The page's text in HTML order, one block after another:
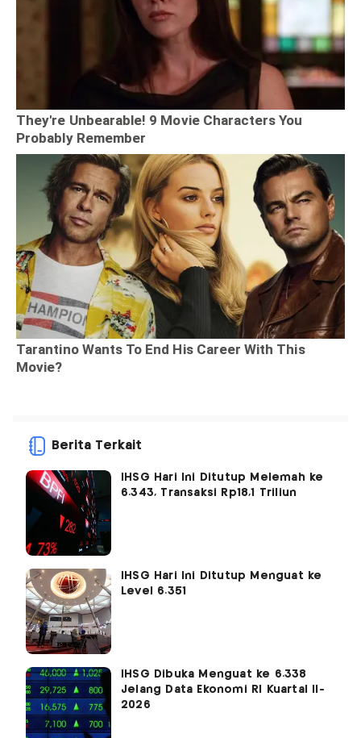
Berita Terkait
IHSG Hari Ini Ditutup Melemah ke
6.343, Transaksi Rp18,1 Triliun
IHSG Hari Ini Ditutup Menguat ke
Level 6.351
IHSG Dibuka Menguat ke 6.338
Jelang Data Ekonomi RI Kuartal II-
2026